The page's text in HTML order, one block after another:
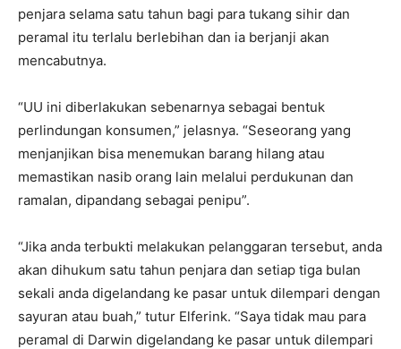
penjara selama satu tahun bagi para tukang sihir dan
peramal itu terlalu berlebihan dan ia berjanji akan
mencabutnya.
“UU ini diberlakukan sebenarnya sebagai bentuk
perlindungan konsumen,” jelasnya. “Seseorang yang
menjanjikan bisa menemukan barang hilang atau
memastikan nasib orang lain melalui perdukunan dan
ramalan, dipandang sebagai penipu”.
“Jika anda terbukti melakukan pelanggaran tersebut, anda
akan dihukum satu tahun penjara dan setiap tiga bulan
sekali anda digelandang ke pasar untuk dilempari dengan
sayuran atau buah,” tutur Elferink. “Saya tidak mau para
peramal di Darwin digelandang ke pasar untuk dilempari